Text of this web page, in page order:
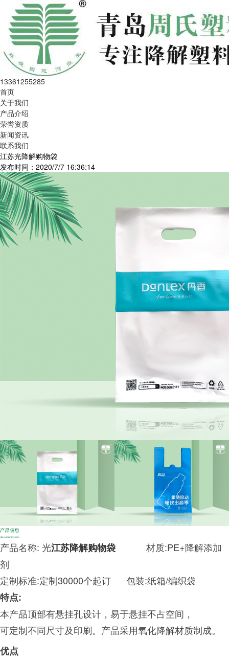
13361255285
首页
关于我们
产品介绍
荣誉资质
新闻资讯
联系我们
江苏光降解购物袋
发布时间：2020/7/7 16:36:14
产品名称: 光江苏降解购物袋
材质:PE+降解添加
剂
定制标准:定制30000个起订 包装:纸箱/编织袋
特点:
本产品顶部有悬挂孔设计，易于悬挂不占空间 ，
可定制不同尺寸及印刷。产品采用氧化降解材质制成。
优点